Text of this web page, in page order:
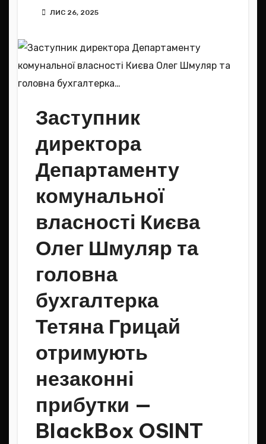
ЛИС 26, 2025
Заступник
директора
Департаменту
комунальної
власності Києва
Олег Шмуляр та
головна
бухгалтерка
Тетяна Грицай
отримують
незаконні
прибутки —
BlackBox OSINT